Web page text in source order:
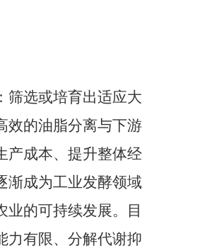
选或培育出适应大
效的油脂分离与下游
产成本、提升整体经
渐成为工业发酵领域
业的可持续发展。目
力有限、分解代谢抑